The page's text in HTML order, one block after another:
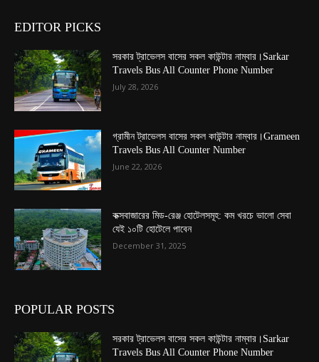
EDITOR PICKS
সরকার ট্রাভেলস বাসের সকল কাউন্টার নাম্বার।Sarkar
Travels Bus All Counter Phone Number
July 28, 2026
গ্রামীন ট্রাভেলস বাসের সকল কাউন্টার নাম্বার।Grameen
Travels Bus All Counter Number
June 22, 2026
কক্সবাজারের মিড-রেঞ্জ হোটেলসমূহ: কম খরচে ভালো সেবা
যেই ১০টি হোটেলে পাবেন
December 31, 2025
POPULAR POSTS
সরকার ট্রাভেলস বাসের সকল কাউন্টার নাম্বার।Sarkar
Travels Bus All Counter Phone Number